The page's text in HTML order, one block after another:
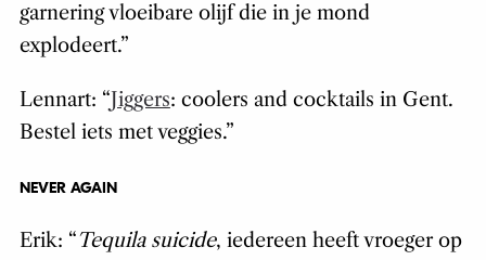
garnering vloeibare olijf die in je mond
explodeert.”
Lennart: “Jiggers: coolers and cocktails in Gent.
Bestel iets met veggies.”
NEVER AGAIN
Erik: “Tequila suicide, iedereen heeft vroeger op